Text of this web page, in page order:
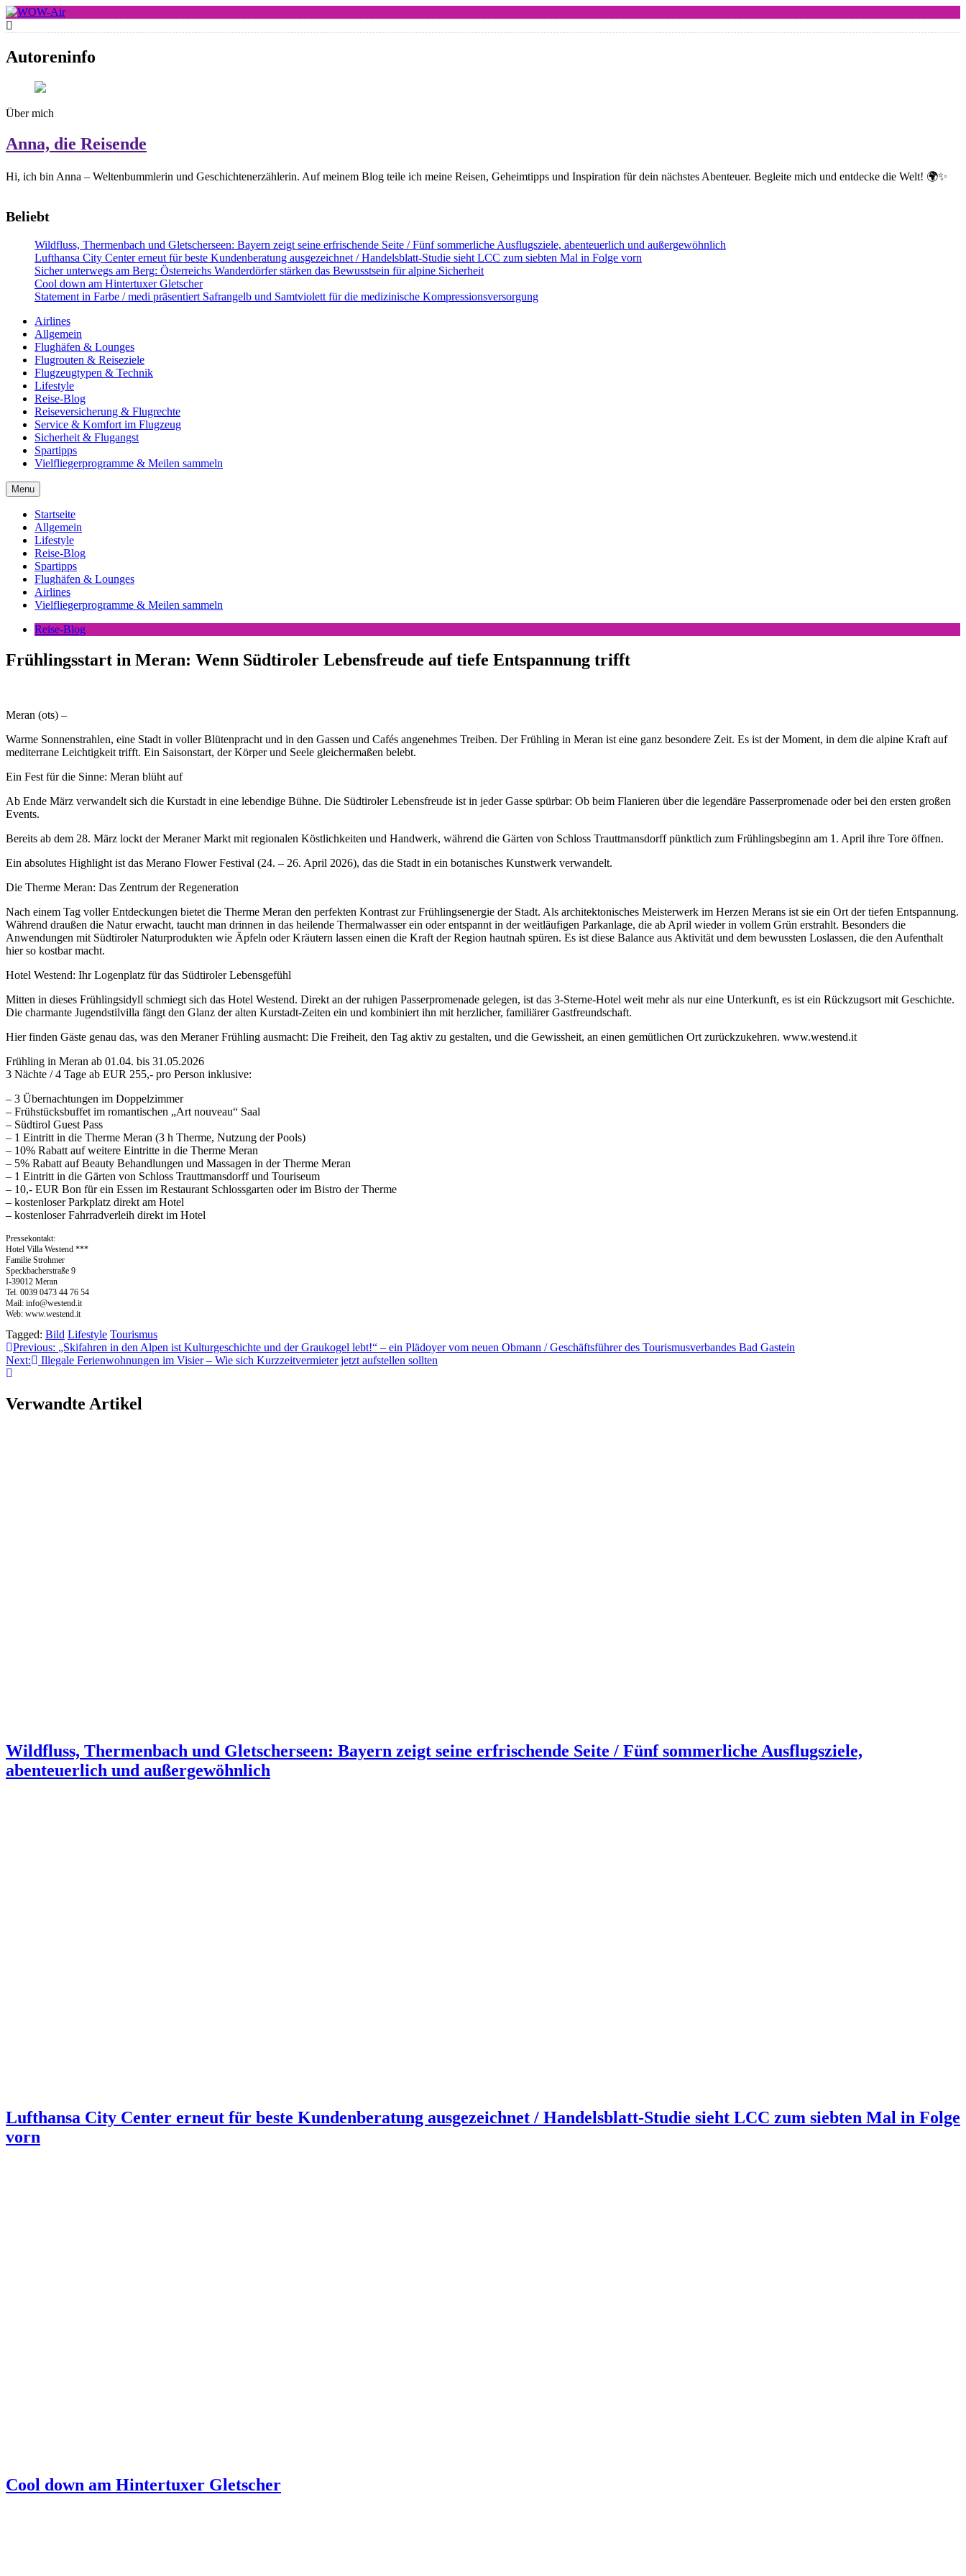
Skip
to
content
WOW-Air
Autoreninfo
Über mich
Anna, die Reisende
Hi, ich bin Anna – Weltenbummlerin und Geschichtenerzählerin. Auf meinem Blog teile ich meine Reisen, Geheimtipps und Inspiration für dein nächstes Abenteuer. Begleite mich und entdecke die Welt! 🌍✨
Beliebt
Wildfluss, Thermenbach und Gletscherseen: Bayern zeigt seine erfrischende Seite / Fünf sommerliche Ausflugsziele, abenteuerlich und außergewöhnlich
Lufthansa City Center erneut für beste Kundenberatung ausgezeichnet / Handelsblatt-Studie sieht LCC zum siebten Mal in Folge vorn
Sicher unterwegs am Berg: Österreichs Wanderdörfer stärken das Bewusstsein für alpine Sicherheit
Cool down am Hintertuxer Gletscher
Statement in Farbe / medi präsentiert Safrangelb und Samtviolett für die medizinische Kompressionsversorgung
Airlines
Allgemein
Flughäfen & Lounges
Flugrouten & Reiseziele
Flugzeugtypen & Technik
Lifestyle
Reise-Blog
Reiseversicherung & Flugrechte
Service & Komfort im Flugzeug
Sicherheit & Flugangst
Spartipps
Vielfliegerprogramme & Meilen sammeln
Menu
Startseite
Allgemein
Lifestyle
Reise-Blog
Spartipps
Flughäfen & Lounges
Airlines
Vielfliegerprogramme & Meilen sammeln
Reise-Blog
Frühlingsstart in Meran: Wenn Südtiroler Lebensfreude auf tiefe Entspannung trifft
Meran (ots) –
Warme Sonnenstrahlen, eine Stadt in voller Blütenpracht und in den Gassen und Cafés angenehmes Treiben. Der Frühling in Meran ist eine ganz besondere Zeit. Es ist der Moment, in dem die alpine Kraft auf
mediterrane Leichtigkeit trifft. Ein Saisonstart, der Körper und Seele gleichermaßen belebt.
Ein Fest für die Sinne: Meran blüht auf
Ab Ende März verwandelt sich die Kurstadt in eine lebendige Bühne. Die Südtiroler Lebensfreude ist in jeder Gasse spürbar: Ob beim Flanieren über die legendäre Passerpromenade oder bei den ersten großen
Events.
Bereits ab dem 28. März lockt der Meraner Markt mit regionalen Köstlichkeiten und Handwerk, während die Gärten von Schloss Trauttmansdorff pünktlich zum Frühlingsbeginn am 1. April ihre Tore öffnen.
Ein absolutes Highlight ist das Merano Flower Festival (24. – 26. April 2026), das die Stadt in ein botanisches Kunstwerk verwandelt.
Die Therme Meran: Das Zentrum der Regeneration
Nach einem Tag voller Entdeckungen bietet die Therme Meran den perfekten Kontrast zur Frühlingsenergie der Stadt. Als architektonisches Meisterwerk im Herzen Merans ist sie ein Ort der tiefen Entspannung.
Während draußen die Natur erwacht, taucht man drinnen in das heilende Thermalwasser ein oder entspannt in der weitläufigen Parkanlage, die ab April wieder in vollem Grün erstrahlt. Besonders die
Anwendungen mit Südtiroler Naturprodukten wie Äpfeln oder Kräutern lassen einen die Kraft der Region hautnah spüren. Es ist diese Balance aus Aktivität und dem bewussten Loslassen, die den Aufenthalt
hier so kostbar macht.
Hotel Westend: Ihr Logenplatz für das Südtiroler Lebensgefühl
Mitten in dieses Frühlingsidyll schmiegt sich das Hotel Westend. Direkt an der ruhigen Passerpromenade gelegen, ist das 3-Sterne-Hotel weit mehr als nur eine Unterkunft, es ist ein Rückzugsort mit Geschichte.
Die charmante Jugendstilvilla fängt den Glanz der alten Kurstadt-Zeiten ein und kombiniert ihn mit herzlicher, familiärer Gastfreundschaft.
Hier finden Gäste genau das, was den Meraner Frühling ausmacht: Die Freiheit, den Tag aktiv zu gestalten, und die Gewissheit, an einen gemütlichen Ort zurückzukehren. www.westend.it
Frühling in Meran ab 01.04. bis 31.05.2026
3 Nächte / 4 Tage ab EUR 255,- pro Person inklusive:
– 3 Übernachtungen im Doppelzimmer
– Frühstücksbuffet im romantischen „Art nouveau“ Saal
– Südtirol Guest Pass
– 1 Eintritt in die Therme Meran (3 h Therme, Nutzung der Pools)
– 10% Rabatt auf weitere Eintritte in die Therme Meran
– 5% Rabatt auf Beauty Behandlungen und Massagen in der Therme Meran
– 1 Eintritt in die Gärten von Schloss Trauttmansdorff und Touriseum
– 10,- EUR Bon für ein Essen im Restaurant Schlossgarten oder im Bistro der Therme
– kostenloser Parkplatz direkt am Hotel
– kostenloser Fahrradverleih direkt im Hotel
Pressekontakt:
Hotel Villa Westend ***
Familie Strohmer
Speckbacherstraße 9
I-39012 Meran
Tel. 0039 0473 44 76 54
Mail: info@westend.it
Web: www.westend.it
Tagged: Bild Lifestyle Tourismus
Beitragsnavigation
Previous: „Skifahren in den Alpen ist Kulturgeschichte und der Graukogel lebt!“ – ein Plädoyer vom neuen Obmann / Geschäftsführer des Tourismusverbandes Bad Gastein
Next:
Illegale Ferienwohnungen im Visier – Wie sich Kurzzeitvermieter jetzt aufstellen sollten
Verwandte Artikel
Wildfluss, Thermenbach und Gletscherseen: Bayern zeigt seine erfrischende Seite / Fünf sommerliche Ausflugsziele,
abenteuerlich und außergewöhnlich
Lufthansa City Center erneut für beste Kundenberatung ausgezeichnet / Handelsblatt-Studie sieht LCC zum siebten Mal in Folge
vorn
Cool down am Hintertuxer Gletscher